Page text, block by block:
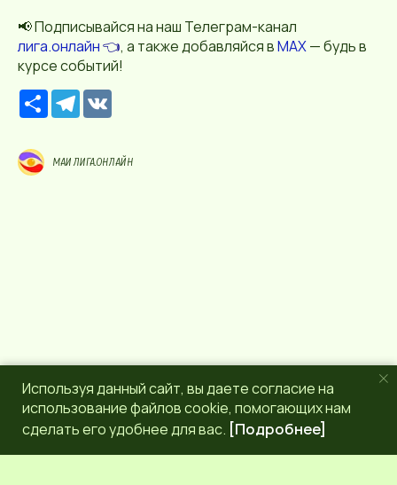
📢 Подписывайся на наш Телеграм-канал
лига.онлайн👈, а также добавляйся вMAX— будь в
курсе событий!
Р
е
р
с
T
e
g
r
МАИ ЛИГА.ОНЛАЙН
Используя данный сайт, вы даете согласие на
использование файлов cookie, помогающих нам
сделать его удобнее для вас. [Подробнее]